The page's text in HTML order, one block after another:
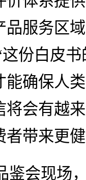
品服务区
这份白皮
能确保人
将会有越
者带来更
鉴会现场